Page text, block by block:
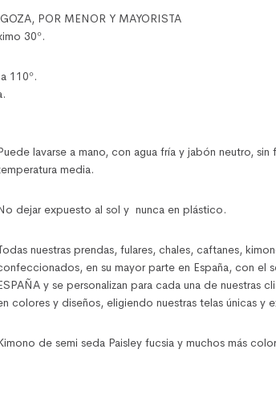
POR MENOR Y MAYORISTA
30º.
110º.
lavarse a mano, con agua fría y jabón neutro,
media.
dejar expuesto al sol y nunca en plástico.
nuestras prendas, fulares, chales, caftanes,
en su mayor parte en España, con el
y se personalizan para cada una de nuestras
colores y diseños, eligiendo nuestras telas únicas y
de semi seda Paisley fucsia y muchos más